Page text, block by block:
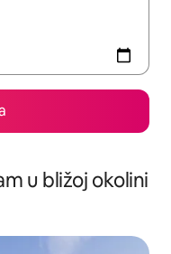
u bližoj okolini